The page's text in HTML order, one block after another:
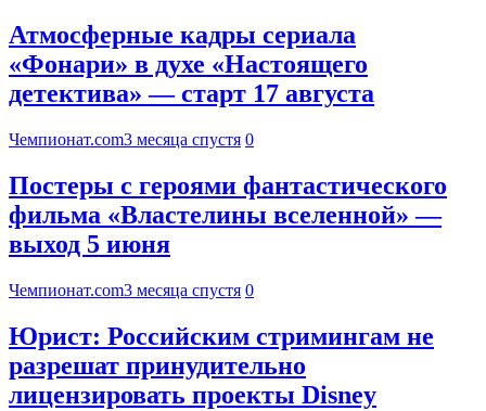
Атмосферные кадры сериала
«Фонари» в духе «Настоящего
детектива» — старт 17 августа
Чемпионат.com3 месяца спустя 0
Постеры с героями фантастического
фильма «Властелины вселенной» —
выход 5 июня
Чемпионат.com3 месяца спустя 0
Юрист: Российским стримингам не
разрешат принудительно
лицензировать проекты Disney